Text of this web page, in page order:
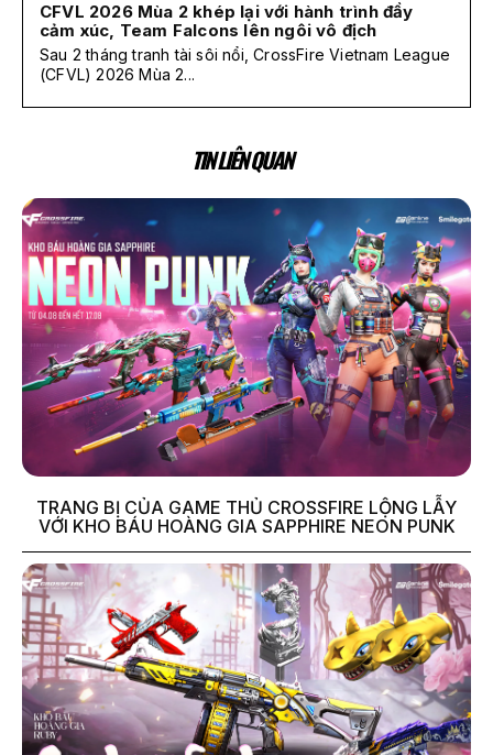
CFVL 2026 Mùa 2 khép lại với hành trình đầy
cảm xúc, Team Falcons lên ngôi vô địch
Sau 2 tháng tranh tài sôi nổi, CrossFire Vietnam League
(CFVL) 2026 Mùa 2...
TIN LIÊN QUAN
TRANG BỊ CỦA GAME THỦ CROSSFIRE LỘNG LẪY
VỚI KHO BÁU HOÀNG GIA SAPPHIRE NEON PUNK